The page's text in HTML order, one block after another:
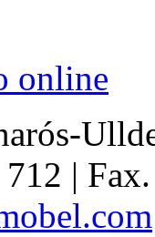
online
712 |